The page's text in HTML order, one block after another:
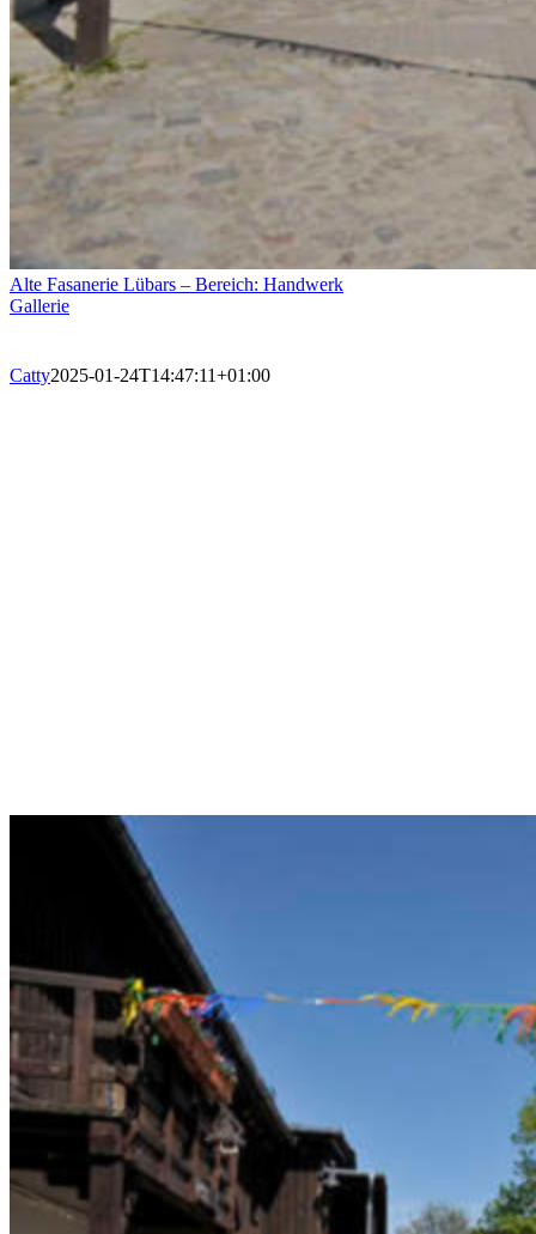
Alte Fasanerie Lübars – Bereich: Handwerk
Gallerie
Catty2025-01-24T14:47:11+01:00